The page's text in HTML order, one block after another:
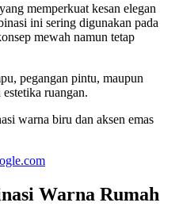
memperkuat kesan elegan
ini sering digunakan pada
mewah namun tetap
pegangan pintu, maupun
ruangan.
Warna Rumah